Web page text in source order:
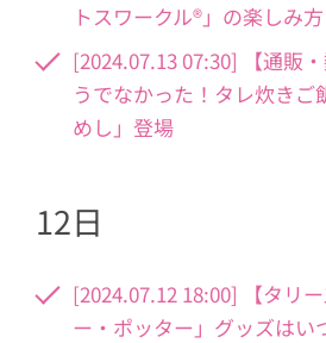
トスワークル®」の楽しみ方
[2024.07.13 07:30] 【通販
うでなかった！タレ炊きご
めし」登場
12日
[2024.07.12 18:00] 【タリ
ー・ポッター」グッズはい